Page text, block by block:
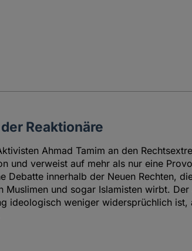
Reaktionäre
Ahmad Tamim an den
und verweist auf mehr als nur eine
Debatte innerhalb der Neuen Rechten,
Muslimen und sogar Islamisten wirbt. Der
ideologisch weniger widersprüchlich ist,